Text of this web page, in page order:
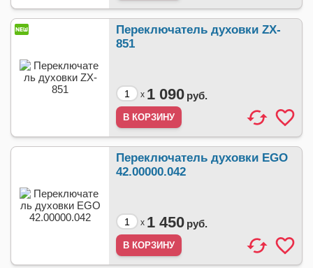
Переключатель духовки ZX-
851
x 1 090 руб.
Переключатель духовки EGO
42.00000.042
x 1 450 руб.